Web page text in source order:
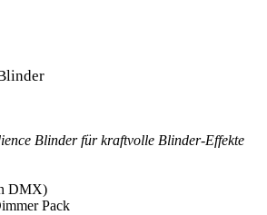
Blinder für kraftvolle Blinder-Effekte
DMX)
Pack